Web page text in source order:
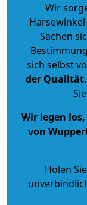
Wir
Sachen
sich selbst
der Qualität.
Wir legen
von
Holen